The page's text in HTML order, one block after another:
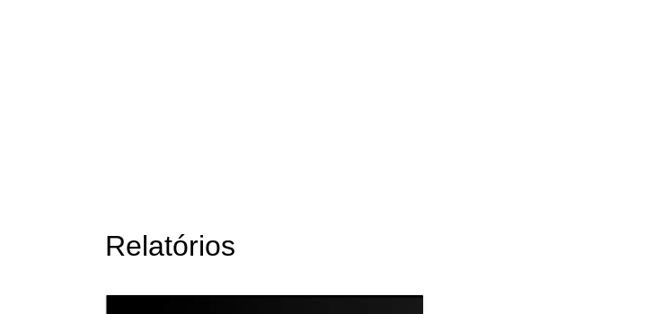
Relatórios